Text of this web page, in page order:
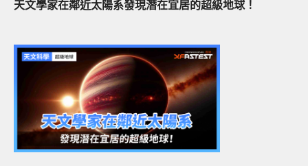
天文學家在鄰近太陽系發現潛在宜居的超級地球！